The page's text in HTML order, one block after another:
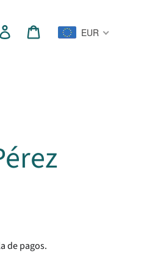
Ingresar Carrito EUR
de pagos.